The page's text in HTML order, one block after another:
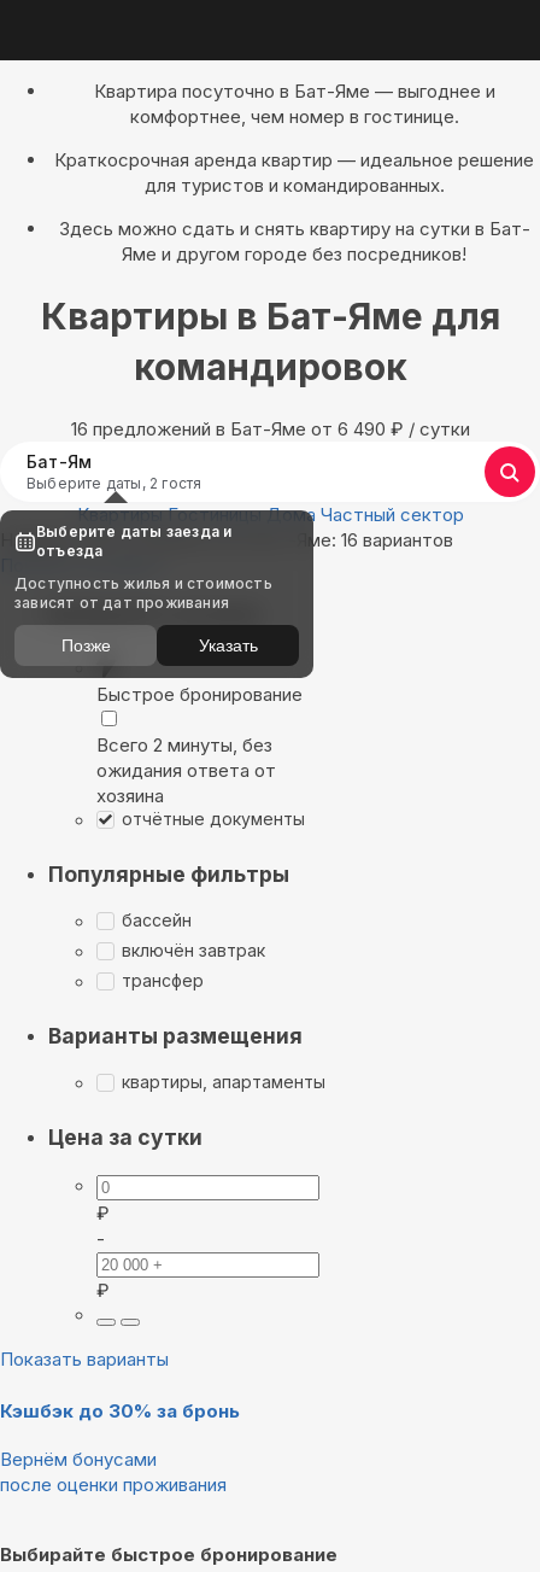
Квартира посуточно в Бат-Яме — выгоднее и
комфортнее, чем номер в гостинице.
Краткосрочная аренда квартир — идеальное решение
для туристов и командированных.
Здесь можно сдать и снять квартиру на сутки в Бат-
Яме и другом городе без посредников!
Квартиры в Бат-Яме для
командировок
16 предложений в Бат-Яме oт 6 490 ₽ / сутки
Бат-Ям
Выберите даты, 2 гостя
Квартиры Гостиницы Дома Частный сектор
Найдём, где остановиться в Бат-Яме: 16 вариантов
Показать на карте
Выбирайте лучшее
Быстрое бронирование
Всего 2 минуты, без
ожидания ответа от
хозяина
отчётные документы
Популярные фильтры
бассейн
включён завтрак
трансфер
Варианты размещения
квартиры, апартаменты
Цена за сутки
₽
-
₽
Показать варианты
Кэшбэк до 30% за бронь
Вернём бонусами
после оценки проживания
Выбирайте быстрое бронирование
Выберите даты заезда и
отъезда
Доступность жилья и стоимость
зависят от дат проживания
Позже Указать